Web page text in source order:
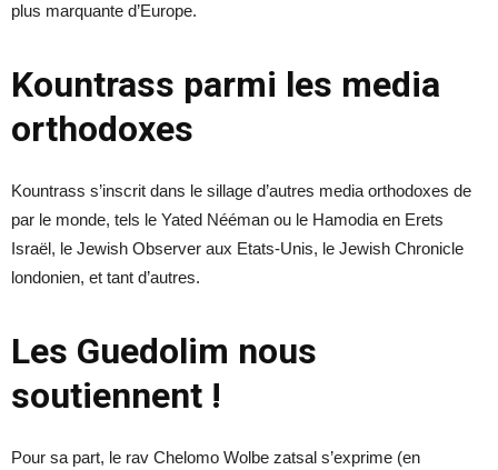
plus marquante d’Europe.
Kountrass parmi les media
orthodoxes
Kountrass s’inscrit dans le sillage d’autres media orthodoxes de
par le monde, tels le Yated Nééman ou le Hamodia en Erets
Israël, le Jewish Observer aux Etats-Unis, le Jewish Chronicle
londonien, et tant d’autres.
Les Guedolim nous
soutiennent !
Pour sa part, le rav Chelomo Wolbe zatsal s’exprime (en